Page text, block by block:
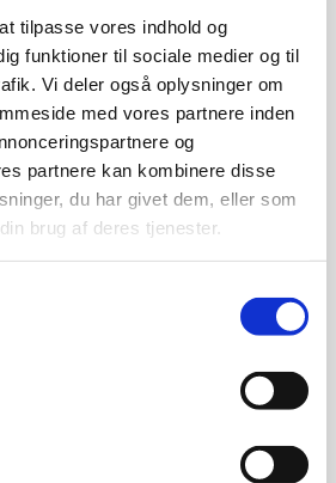
tilpasse vores indhold og
funktioner til sociale medier og til
Vi deler også oplysninger om
med vores partnere inden
og
partnere kan kombinere disse
du har givet dem, eller som
brug af deres tjenester.